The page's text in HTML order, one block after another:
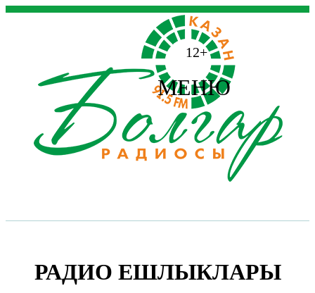
12+
МЕНЮ
РАДИО ЕШЛЫКЛАРЫ